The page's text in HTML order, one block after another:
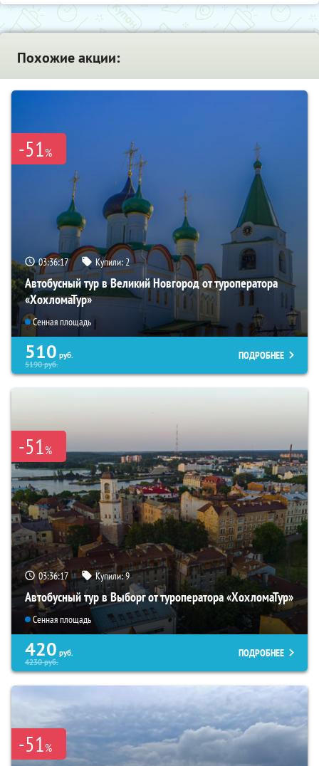
Похожие акции:
-51%
03:36:16 Купили:2
Автобусный тур в Великий Новгород от туроператора
«ХохломаТур»
Сенная площадь
510 руб.
5190руб.
ПОДРОБНЕЕ
-51%
03:36:16 Купили:9
Автобусный тур в Выборг от туроператора «ХохломаТур»
Сенная площадь
420 руб.
4230руб.
ПОДРОБНЕЕ
-51%